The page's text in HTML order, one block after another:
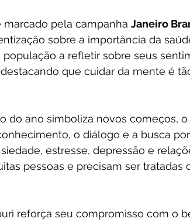
marcado pela campanha Janeiro
sobre a importância da
população a refletir sobre seus
que cuidar da mente é
do ano simboliza novos começos,
o diálogo e a busca
estresse, depressão e
pessoas e precisam ser tratadas
reforça seu compromisso com o